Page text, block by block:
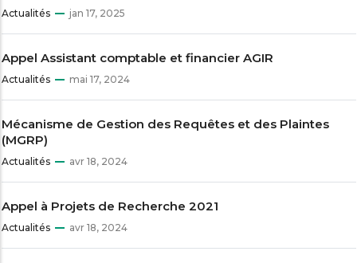
Actualités jan 17, 2025
Appel Assistant comptable et financier AGIR
Actualités mai 17, 2024
Mécanisme de Gestion des Requêtes et des Plaintes
(MGRP)
Actualités avr 18, 2024
Appel à Projets de Recherche 2021
Actualités avr 18, 2024